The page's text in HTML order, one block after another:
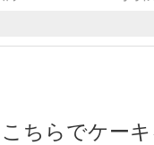
ちらでケー